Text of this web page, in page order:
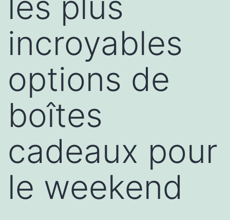
incroyables
options de
boîtes
cadeaux pour
le weekend